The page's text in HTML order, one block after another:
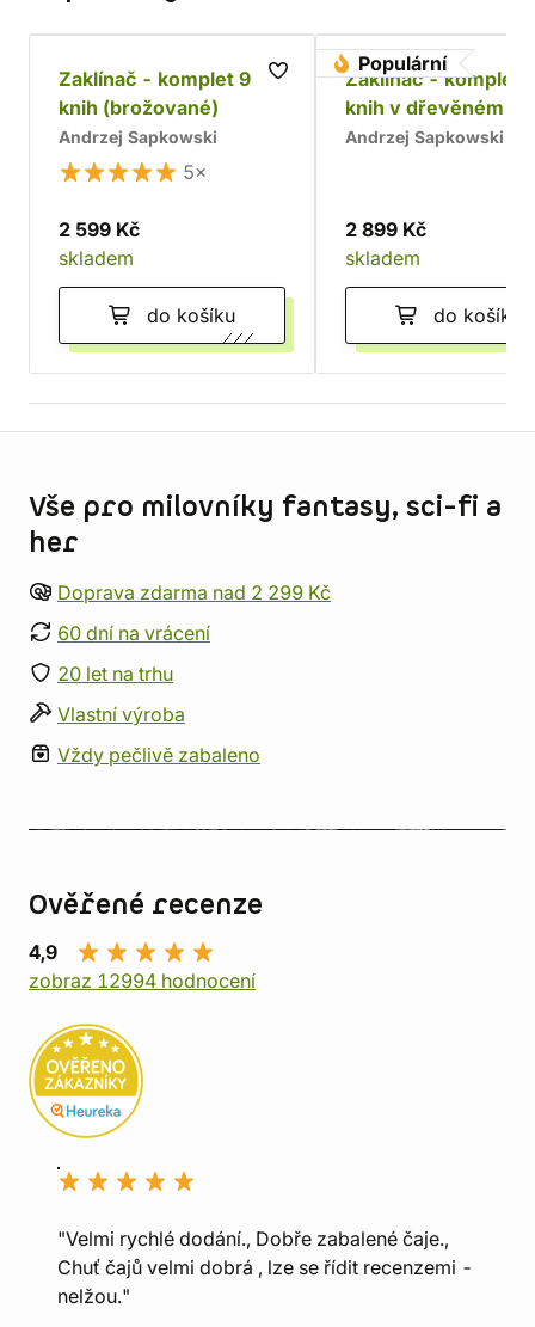
Zaklínač - komplet 9
knih (brožované)
Andrzej Sapkowski
5×
2 599 Kč
skladem
do košíku
Populární
Zaklínač - komplet
knih v dřevěném
Chrám
Andrzej Sapkowski
2 899 Kč
skladem
do košíku
Vše pro milovníky fantasy, sci-fi a
her
Doprava zdarma nad 2 299 Kč
60 dní na vrácení
20 let na trhu
Vlastní výroba
Vždy pečlivě zabaleno
Ověřené recenze
4,9
zobraz 12994 hodnocení
"Velmi rychlé dodání., Dobře zabalené čaje.,
Chuť čajů velmi dobrá , lze se řídit recenzemi -
nelžou."